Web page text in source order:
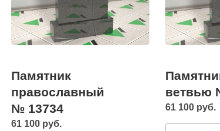
Памятник
православный
№ 13734
61 100 руб.
ветвью
61 100 руб.